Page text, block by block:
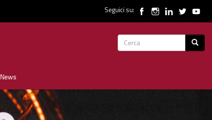
Seguici su:
Form
News